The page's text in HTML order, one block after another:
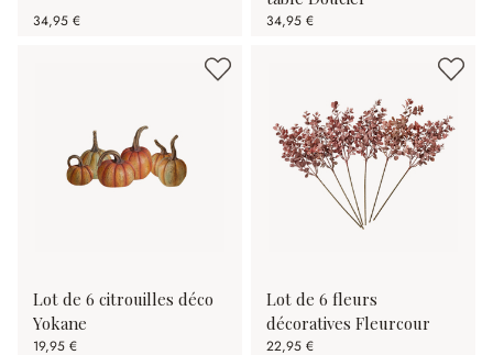
34,95 € 34,95 €
Lot de 6 citrouilles déco
Yokane
19,95 €
Lot de 6 fleurs
décoratives Fleurcour
22,95 €